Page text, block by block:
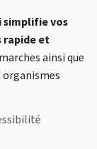
vos
rapide et
ainsi que